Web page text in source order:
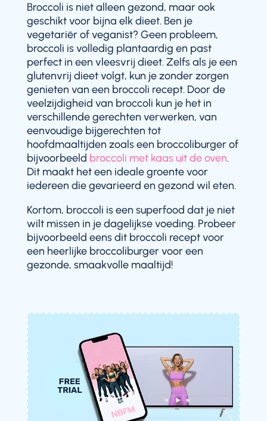
Broccoli is niet alleen gezond, maar ook
geschikt voor bijna elk dieet. Ben je
vegetariër of veganist? Geen probleem,
broccoli is volledig plantaardig en past
perfect in een vleesvrij dieet. Zelfs als je een
glutenvrij dieet volgt, kun je zonder zorgen
genieten van een broccoli recept. Door de
veelzijdigheid van broccoli kun je het in
verschillende gerechten verwerken, van
eenvoudige bijgerechten tot
hoofdmaaltijden zoals een broccoliburger of
bijvoorbeeld broccoli met kaas uit de oven.
Dit maakt het een ideale groente voor
iedereen die gevarieerd en gezond wil eten.
Kortom, broccoli is een superfood dat je niet
wilt missen in je dagelijkse voeding. Probeer
bijvoorbeeld eens dit broccoli recept voor
een heerlijke broccoliburger voor een
gezonde, smaakvolle maaltijd!